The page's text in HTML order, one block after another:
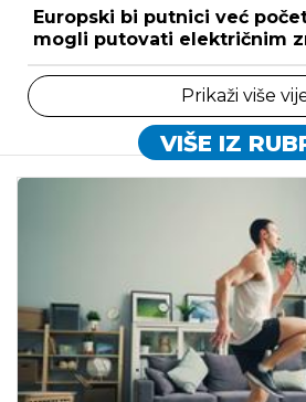
Europski bi putnici već
mogli putovati električnim
Prikaži više
VIŠE IZ